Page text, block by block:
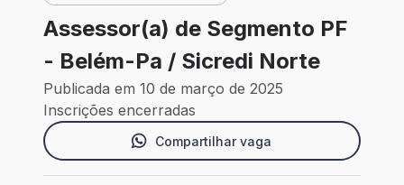
Assessor(a) de Segmento PF
- Belém-Pa / Sicredi Norte
Publicada em 10 de março de 2025
Inscrições encerradas
Compartilhar vaga